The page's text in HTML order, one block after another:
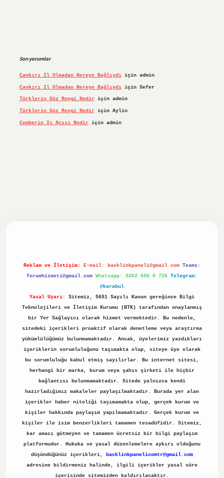
Son yorumlar
Çankırı Il Olmadan Nereye Bağlıydıiçin admin
Çankırı Il Olmadan Nereye Bağlıydıiçin Sefer
Türklerin Göz Rengi Nediriçin admin
Türklerin Göz Rengi Nediriçin Aylin
Çemberin Iç Açısı Nediriçin admin
Reklam ve İletişim: E-mail: backlinkpaneli@gmail.com Teams:
forumhizmeti@gmail.com Whatsapp: 0262 606 0 726 Telegram:
@karabul
Yasal Uyarı:
Sitemiz, 5651 Sayılı Kanun gereğince Bilgi
Teknolojileri ve İletişim Kurumu (BTK) tarafından onaylanmış
bir Yer Sağlayıcı olarak hizmet vermektedir. Bu nedenle,
sitedeki içerikleri proaktif olarak denetleme veya araştırma
yükümlülüğümüz bulunmamaktadır. Ancak, üyelerimiz yazdıkları
içeriklerin sorumluluğunu taşımakta olup, siteye üye olarak
bu sorumluluğu kabul etmiş sayılırlar. Bu internet sitesi,
herhangi bir marka, kurum veya şahıs şirketi ile hiçbir
bağlantısı bulunmamaktadır. Sitede yalnızca kendi
hazırladığımız makaleler paylaşılmaktadır. Burada yer alan
içerikler haber niteliği taşımamakta olup, gerçek kurum ve
kişiler hakkında paylaşım yapılmamaktadır. Gerçek kurum ve
kişiler ile isim benzerlikleri tamamen tesadüfidir. Sitemiz,
kar amacı gütmeyen ve tamamen ücretsiz bir bilgi paylaşım
platformudur. Hukuka ve yasal düzenlemelere aykırı olduğunu
düşündüğünüz içerikleri,
backlinkpanelicomtr@gmail.com
adresine bildirmeniz halinde, ilgili içerikler yasal süre
içerisinde sitemizden kaldırılacaktır.